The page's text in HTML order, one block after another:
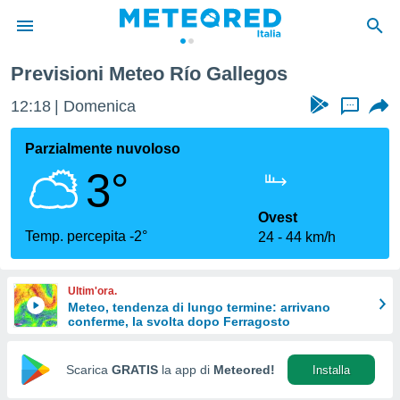
di
per
le
di
Web
Previsioni Meteo Río Gallegos
12:18 Domenica ...
Parzialmente nuvoloso
3°
Temp. percepita -2°
Ovest
24
44 km/h
Ultim'ora.
Meteo, tendenza di lungo termine: arrivano
conferme, la svolta dopo Ferragosto
Scarica GRATIS la app di Meteored! Installa